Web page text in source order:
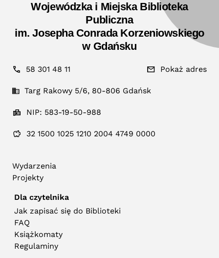
Wojewódzka i Miejska Biblioteka
Publiczna
im. Josepha Conrada Korzeniowskiego
w Gdańsku
58 301 48 11 Pokaż adres
Targ Rakowy 5/6, 80-806 Gdańsk
NIP: 583-19-50-988
32 1500 1025 1210 2004 4749 0000
Wydarzenia
Projekty
Dla czytelnika
Jak zapisać się do Biblioteki
FAQ
Książkomaty
Regulaminy